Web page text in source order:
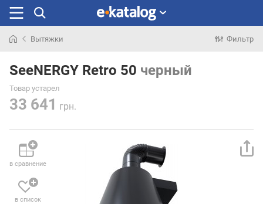
раньше
Вытяжки Фильтр
SeeNERGY Retro 50 черный
Товар устарел
33 641 грн.
в сравнение
в список